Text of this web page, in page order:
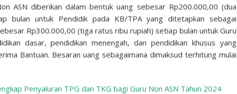
ASN diberikan dalam bentuk uang sebesar Rp200.000,00 (dua
bulan untuk Pendidik pada KB/TPA yang ditetapkan sebagai
Rp300.000,00 (tiga ratus ribu rupiah) setiap bulan untuk Guru
dasar, pendidikan menengah, dan pendidikan khusus yang
Bantuan. Besaran uang sebagaimana dimaksud terhitung mulai
Penyaluran TPG dan TKG bagi Guru Non ASN Tahun 2024